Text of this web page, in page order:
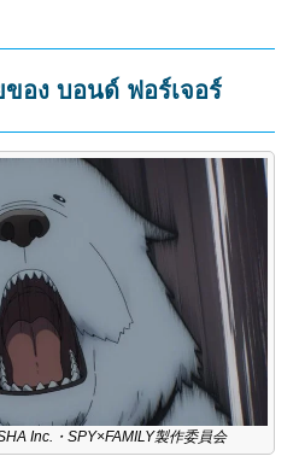
อง บอนด์ ฟอร์เจอร์
Inc.・SPY×FAMILY製作委員会